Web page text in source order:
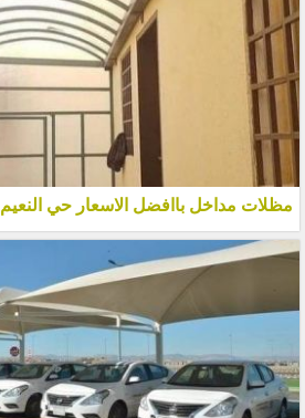
مظلات مداخل باافضل الاسعار حي النعيم